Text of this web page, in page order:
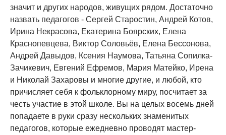
значит и других народов, живущих рядом. Достаточно
назвать педагогов - Сергей Старостин, Андрей Котов,
Ирина Некрасова, Екатерина Боярских, Елена
Краснопевцева, Виктор Соловьёв, Елена Бессонова,
Андрей Давыдов, Ксения Наумова, Татьяна Cопилка-
Зачикевич, Евгений Ефремов, Мария Матейко, Ирена
и Николай Захаровы и многие другие, и любой, кто
причисляет себя к фольклорному миру, посчитает за
честь участие в этой школе. Вы на целых восемь дней
попадаете в руки сразу нескольких знаменитых
педагогов, которые ежедневно проводят мастер-